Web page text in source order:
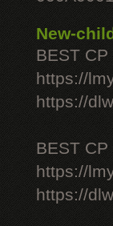
New-
BEST
https://
https://
BEST
https://
https://